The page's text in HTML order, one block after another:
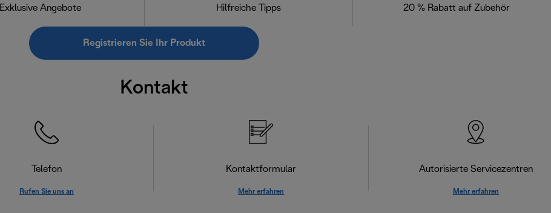
Exklusive Angebote Hilfreiche Tipps 20 % Rabatt auf Zubehör
Registrieren Sie Ihr Produkt
Kontakt
Telefon
Rufen Sie uns an
Kontaktformular
Mehr erfahren
Autorisierte Servicezentren
Mehr erfahren